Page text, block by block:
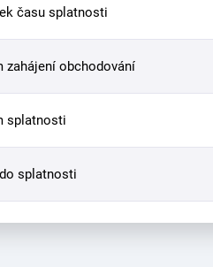
času splatnosti
zahájení obchodování
splatnosti
splatnosti